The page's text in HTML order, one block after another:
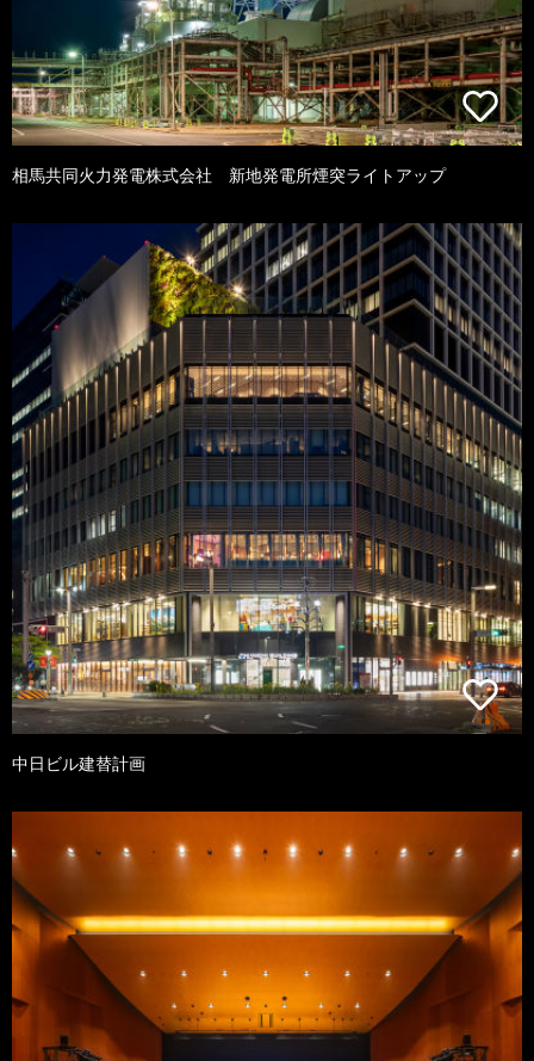
相馬共同火力発電株式会社 新地発電所煙突ライトアップ
中日ビル建替計画